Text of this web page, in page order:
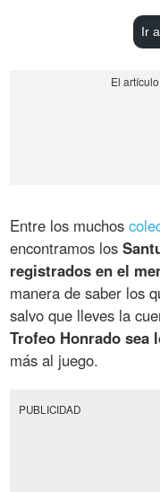
Ir
Entre los muchos
encontramos los
registrados en el
manera de saber los
salvo que lleves la
Trofeo Honrado sea
más al juego.
PUBLICIDAD